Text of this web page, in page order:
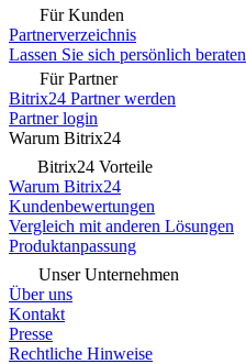
Für Kunden
Partnerverzeichnis
Lassen Sie sich persönlich beraten
Für Partner
Bitrix24 Partner werden
Partner login
Warum Bitrix24
Bitrix24 Vorteile
Warum Bitrix24
Kundenbewertungen
Vergleich mit anderen Lösungen
Produktanpassung
Unser Unternehmen
Über uns
Kontakt
Presse
Rechtliche Hinweise